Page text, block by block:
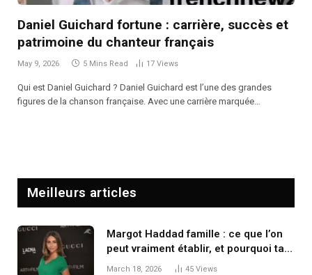
Daniel Guichard fortune : carrière, succès et
patrimoine du chanteur français
May 9, 2026 5 Mins Read 17 Views
Qui est Daniel Guichard ? Daniel Guichard est l’une des grandes
figures de la chanson française. Avec une carrière marquée…
Meilleurs articles
Margot Haddad famille : ce que l’on
peut vraiment établir, et pourquoi tant
de zones d’ombre persistent
March 18, 2026 45 Views